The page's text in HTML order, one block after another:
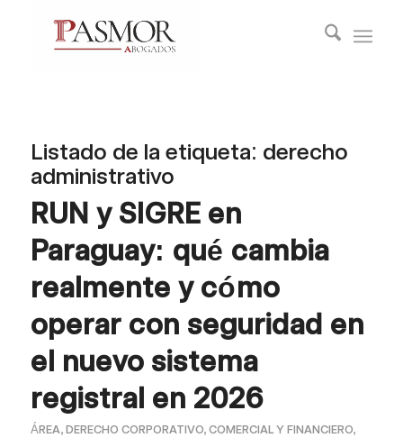
Listado de la etiqueta: derecho
administrativo
RUN y SIGRE en
Paraguay: qué cambia
realmente y cómo
operar con seguridad en
el nuevo sistema
registral en 2026
ÁREA, DERECHO CORPORATIVO, COMERCIAL Y FINANCIERO,